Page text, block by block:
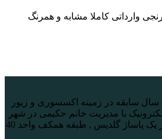
وارداتی کاملا مشابه و همرنگ
گالری شایسته با بیش از 6 سال سابقه در زمینه اکسسوری و زیور
الکترونیک با مدیریت خانم حکیمی در شهر
تهران ؛ شهرک اندیشه , فاز یک پاساژ گلدیس , طبقه همکف واحد 40